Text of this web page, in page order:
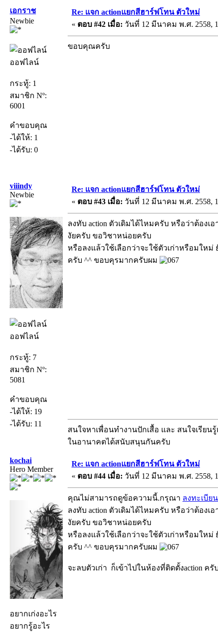
เอกราช
Newbie
ออฟไลน์
กระทู้: 1
สมาชิก Nº:
6001
คำขอบคุณ
-ได้ให้: 1
-ได้รับ: 0
Re: แจก actionแยกสีฮาร์ฟโทน ตัวใหม่
« ตอบ #42 เมื่อ: วันที่ 12 มีนาคม พ.ศ. 2558,
ขอบคุณครับ
viiindy
Newbie
ออฟไลน์
กระทู้: 7
สมาชิก Nº:
5081
คำขอบคุณ
-ได้ให้: 19
-ได้รับ: 11
Re: แจก actionแยกสีฮาร์ฟโทน ตัวใหม่
« ตอบ #43 เมื่อ: วันที่ 12 มีนาคม พ.ศ. 2558,
ลงทับ action ตัวเดิมได้ไหมครับ หรือว่าต้องเ
งัยครับ ขอวิชาหน่อยครับ
หรือลงแล้วใช้เลือกว่าจะใช้ตัวเก่าหรือมให
ครับ ^^ ขอบคุรมากครับผม
สนใจหาเพื่อนทำงานปักเสื้อ และ สนใจเรียน
ในอานาคตได้สนับสนุนกันครับ
kochai
Hero Member
อยากเก่งอะไร
อยากรู้อะไร
Re: แจก actionแยกสีฮาร์ฟโทน ตัวใหม่
« ตอบ #44 เมื่อ: วันที่ 12 มีนาคม พ.ศ. 2558,
คุณไม่สามารถดูข้อความนี้.กรุณา ลงทะเบียน
ลงทับ action ตัวเดิมได้ไหมครับ หรือว่าต้องเ
งัยครับ ขอวิชาหน่อยครับ
หรือลงแล้วใช้เลือกว่าจะใช้ตัวเก่าหรือมให
ครับ ^^ ขอบคุรมากครับผม
จะลบตัวเก่า ก็เข้าไปในห้องที่ติดตั้งaction ครั